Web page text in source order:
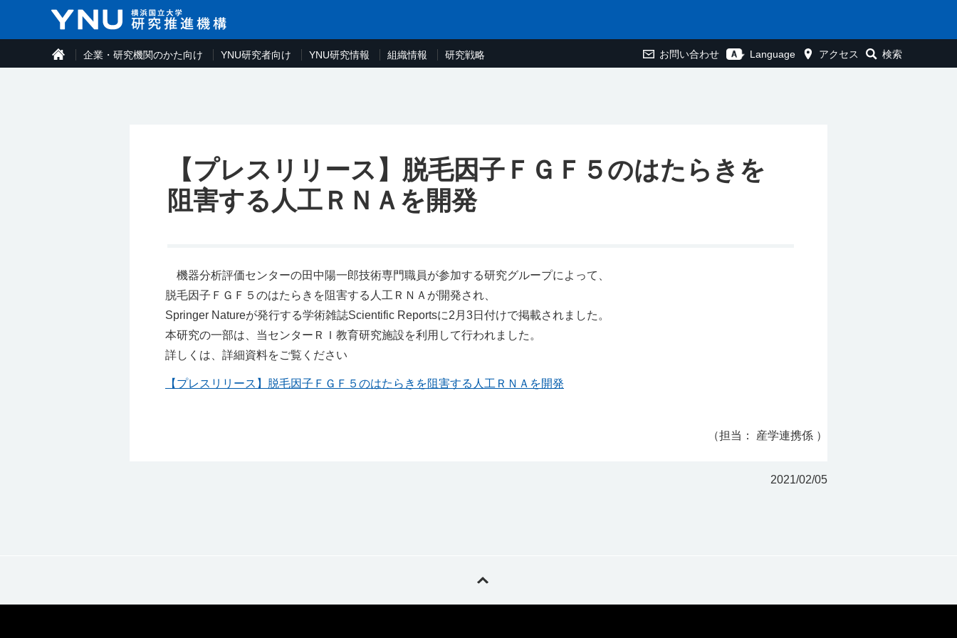
企業・研究機関のかた向け YNU研究者向け YNU研究情報 組織情報 研究戦略 お問い合わせ Language アクセス 検索
【プレスリリース】脱毛因子ＦＧＦ５のはたらきを
阻害する人工ＲＮＡを開発
機器分析評価センターの田中陽一郎技術専門職員が参加する研究グループによって、
脱毛因子ＦＧＦ５のはたらきを阻害する人工ＲＮＡが開発され、
Springer Natureが発行する学術雑誌Scientific Reportsに2月3日付けで掲載されました。
本研究の一部は、当センターＲＩ教育研究施設を利用して行われました。
詳しくは、詳細資料をご覧ください
【プレスリリース】脱毛因子ＦＧＦ５のはたらきを阻害する人工ＲＮＡを開発
（担当： 産学連携係 ）
2021/02/05